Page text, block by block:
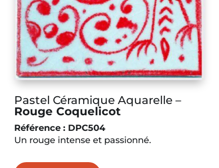
Pastel Céramique Aquarelle –
Rouge Coquelicot
Référence : DPC504
Un rouge intense et passionné.